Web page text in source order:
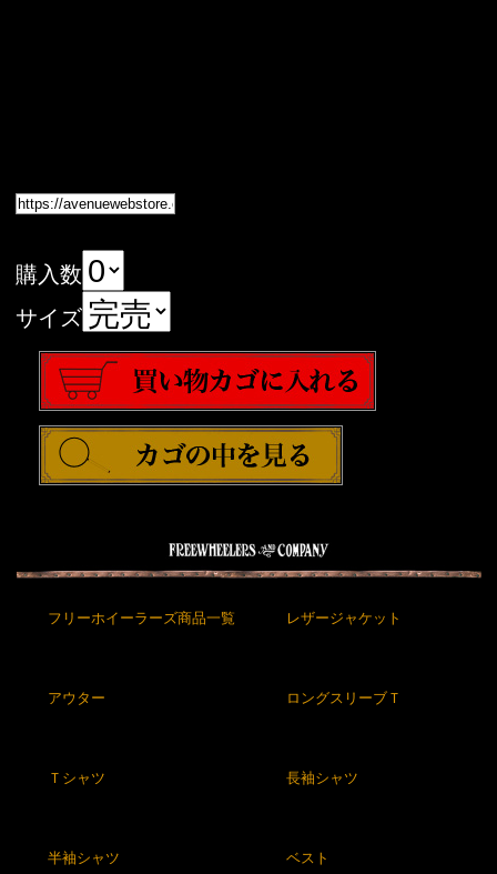
購入数
サイズ
フリーホイーラーズ商品一覧 レザージャケット
アウター ロングスリーブＴ
Ｔシャツ 長袖シャツ
半袖シャツ ベスト